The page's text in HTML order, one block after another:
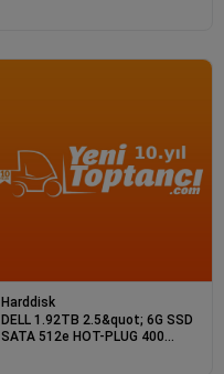
Harddisk
DELL 1.92TB 2.5&quot; 6G SSD
SATA 512e HOT-PLUG 400